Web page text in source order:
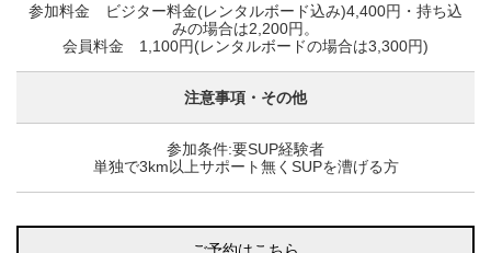
参加料金 ビジター料金(レンタルボード込み)4,400円・持ち込
みの場合は2,200円。
会員料金 1,100円(レンタルボードの場合は3,300円)
注意事項・その他
参加条件:要SUP経験者
単独で3km以上サポート無くSUPを漕げる方